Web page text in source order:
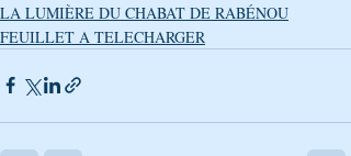
LA LUMIÈRE DU CHABAT DE RABÉNOU
FEUILLET A TELECHARGER